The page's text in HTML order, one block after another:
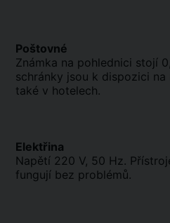
Poštovné
Známka na pohlednici stojí
schránky jsou k dispozici
také v hotelech.
Elektřina
Napětí 220 V, 50 Hz.
fungují bez problémů.